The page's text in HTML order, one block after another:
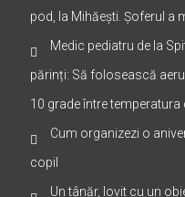
pod, la Mihăești. Șoferul a
Medic pediatru de la
părinți: Să folosească
10 grade între
Cum organizezi o
copil
Un tânăr, lovit cu un